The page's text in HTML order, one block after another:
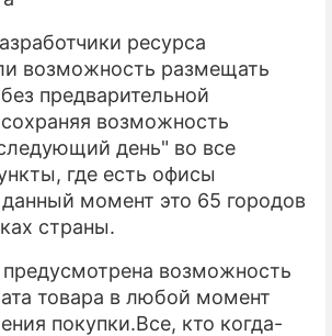
ресурса
возможность размещать
предварительной
возможность
день" во все
где есть офисы
момент это 65 городов
страны.
возможность
товара в любой момент
покупки.Все, кто когда-